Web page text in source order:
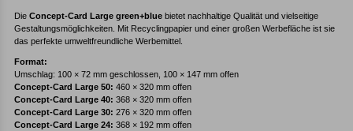
Die Concept-Card Large green+blue bietet nachhaltige Qualität und vielseitige
Gestaltungsmöglichkeiten. Mit Recyclingpapier und einer großen Werbefläche ist sie
das perfekte umweltfreundliche Werbemittel.
Format:
Umschlag: 100 × 72 mm geschlossen, 100 × 147 mm offen
Concept-Card Large 50: 460 × 320 mm offen
Concept-Card Large 40: 368 × 320 mm offen
Concept-Card Large 30: 276 × 320 mm offen
Concept-Card Large 24: 368 × 192 mm offen